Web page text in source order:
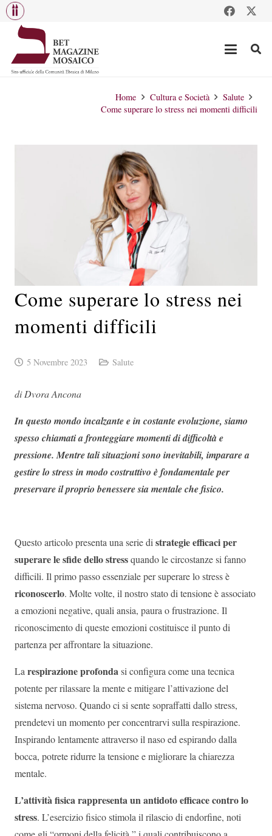
Home Cultura e Società
Salute
Come superare lo stress nei momenti difficili
Come superare lo stress nei
momenti difficili
5 Novembre 2023 Salute
di Dvora Ancona
In questo mondo incalzante e in costante evoluzione, siamo
spesso chiamati a fronteggiare momenti di difficoltà e
pressione. Mentre tali situazioni sono inevitabili, imparare a
gestire lo stress in modo costruttivo è fondamentale per
preservare il proprio benessere sia mentale che fisico.
Questo articolo presenta una serie di strategie efficaci per
superare le sfide dello stressquando le circostanze si fanno
difficili. Il primo passo essenziale per superare lo stress è
riconoscerlo. Molte volte, il nostro stato di tensione è associato
a emozioni negative, quali ansia, paura o frustrazione. Il
riconoscimento di queste emozioni costituisce il punto di
partenza per affrontare la situazione.
La respirazione profondasi configura come una tecnica
potente per rilassare la mente e mitigare l’attivazione del
sistema nervoso. Quando ci si sente sopraffatti dallo stress,
prendetevi un momento per concentrarvi sulla respirazione.
Inspirando lentamente attraverso il naso ed espirando dalla
bocca, potrete ridurre la tensione e migliorare la chiarezza
mentale.
L’attività fisica rappresenta un antidoto efficace contro lo
stress. L’esercizio fisico stimola il rilascio di endorfine, noti